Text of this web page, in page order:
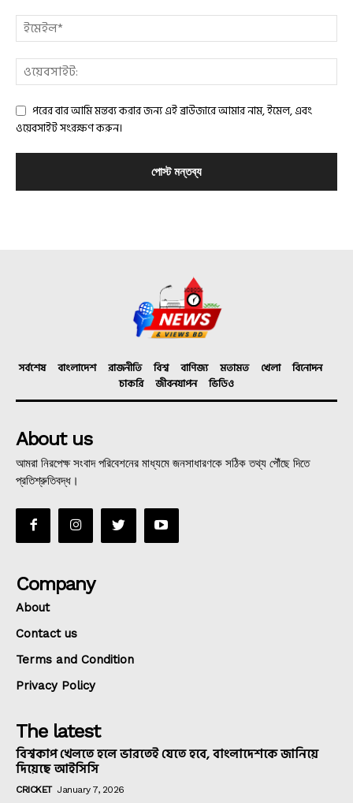
পরের বার আমি মন্তব্য করার জন্য এই ব্রাউজারে আমার নাম, ইমেল, এবং
ওয়েবসাইট সংরক্ষণ করুন।
সর্বশেষ বাংলাদেশ রাজনীতি বিশ্ব বাণিজ্য মতামত খেলা
বিনোদন
চাকরি
জীবনযাপন ভিডিও
About us
আমরা নিরপেক্ষ সংবাদ পরিবেশনের মাধ্যমে জনসাধারণকে সঠিক তথ্য পৌঁছে দিতে
প্রতিশ্রুতিবদ্ধ।
Company
About
Contact us
Terms and Condition
Privacy Policy
The latest
বিশ্বকাপ খেলতে হলে ভারতেই যেতে হবে, বাংলাদেশকে জানিয়ে
দিয়েছে আইসিসি
CRICKET January 7, 2026